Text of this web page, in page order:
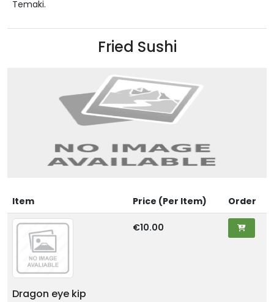
Temaki.
Fried Sushi
Item Price (Per Item) Order
Dragon eye kip
€10.00